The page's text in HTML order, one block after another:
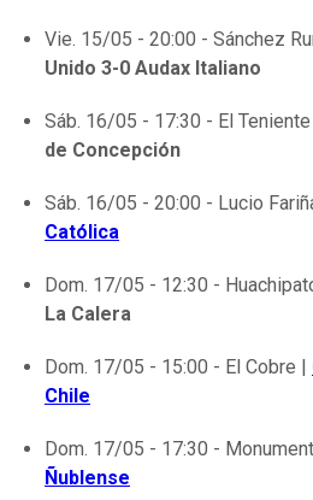
Vie. 15/05 - 20:00 - Sánchez
Unido 3-0 Audax Italiano
Sáb. 16/05 - 17:30 - El Teniente
de Concepción
Sáb. 16/05 - 20:00 - Lucio
Católica
Dom. 17/05 - 12:30 -
La Calera
Dom. 17/05 - 15:00 - El Cobre |
Chile
Dom. 17/05 - 17:30 -
Ñublense